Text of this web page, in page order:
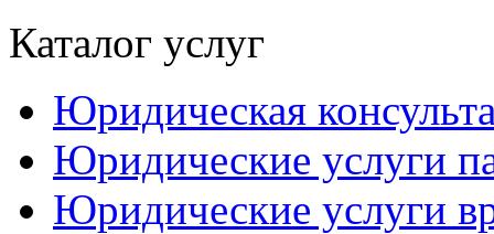
Каталог услуг
Юридическая
Юридические услуги
Юридические услуги